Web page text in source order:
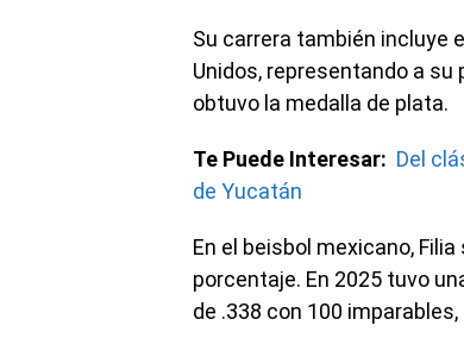
Su carrera también incluye
Unidos, representando a su
obtuvo la medalla de plata.
Te Puede Interesar: Del
de Yucatán
En el beisbol mexicano,
porcentaje. En 2025 tuvo
de .338 con 100